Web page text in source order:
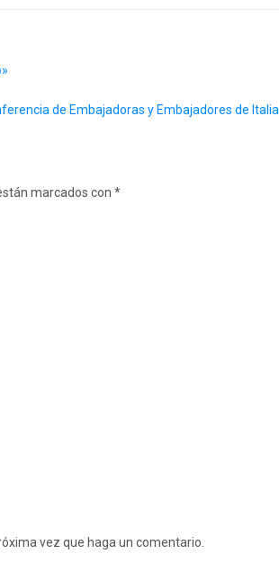
de Embajadoras y Embajadores de Italia
marcados con *
vez que haga un comentario.